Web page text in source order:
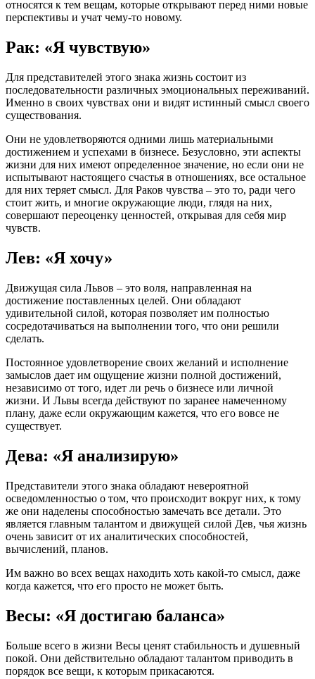
относятся к тем вещам, которые открывают перед ними новые
перспективы и учат чему-то новому.
Рак: «Я чувствую»
Для представителей этого знака жизнь состоит из
последовательности различных эмоциональных переживаний.
Именно в своих чувствах они и видят истинный смысл своего
существования.
Они не удовлетворяются одними лишь материальными
достижением и успехами в бизнесе. Безусловно, эти аспекты
жизни для них имеют определенное значение, но если они не
испытывают настоящего счастья в отношениях, все остальное
для них теряет смысл. Для Раков чувства – это то, ради чего
стоит жить, и многие окружающие люди, глядя на них,
совершают переоценку ценностей, открывая для себя мир
чувств.
Лев: «Я хочу»
Движущая сила Львов – это воля, направленная на
достижение поставленных целей. Они обладают
удивительной силой, которая позволяет им полностью
сосредотачиваться на выполнении того, что они решили
сделать.
Постоянное удовлетворение своих желаний и исполнение
замыслов дает им ощущение жизни полной достижений,
независимо от того, идет ли речь о бизнесе или личной
жизни. И Львы всегда действуют по заранее намеченному
плану, даже если окружающим кажется, что его вовсе не
существует.
Дева: «Я анализирую»
Представители этого знака обладают невероятной
осведомленностью о том, что происходит вокруг них, к тому
же они наделены способностью замечать все детали. Это
является главным талантом и движущей силой Дев, чья жизнь
очень зависит от их аналитических способностей,
вычислений, планов.
Им важно во всех вещах находить хоть какой-то смысл, даже
когда кажется, что его просто не может быть.
Весы: «Я достигаю баланса»
Больше всего в жизни Весы ценят стабильность и душевный
покой. Они действительно обладают талантом приводить в
порядок все вещи, к которым прикасаются.